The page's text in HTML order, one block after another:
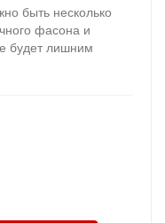
быть несколько
фасона и
будет лишним